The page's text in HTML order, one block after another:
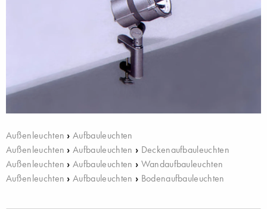
Außenleuchten ›Aufbauleuchten
Außenleuchten ›Aufbauleuchten › Deckenaufbauleuchten
Außenleuchten ›Aufbauleuchten › Wandaufbauleuchten
Außenleuchten ›Aufbauleuchten › Bodenaufbauleuchten